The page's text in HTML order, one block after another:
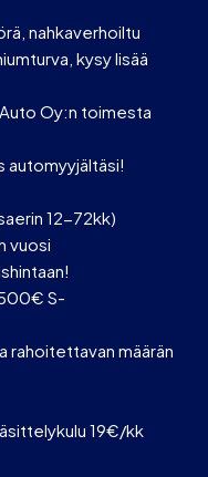
nahkaverhoiltu
kysy lisää
Oy:n toimesta
automyyjältäsi!
12-72kk)
vuosi
S-
rahoitettavan määrän
19€/kk